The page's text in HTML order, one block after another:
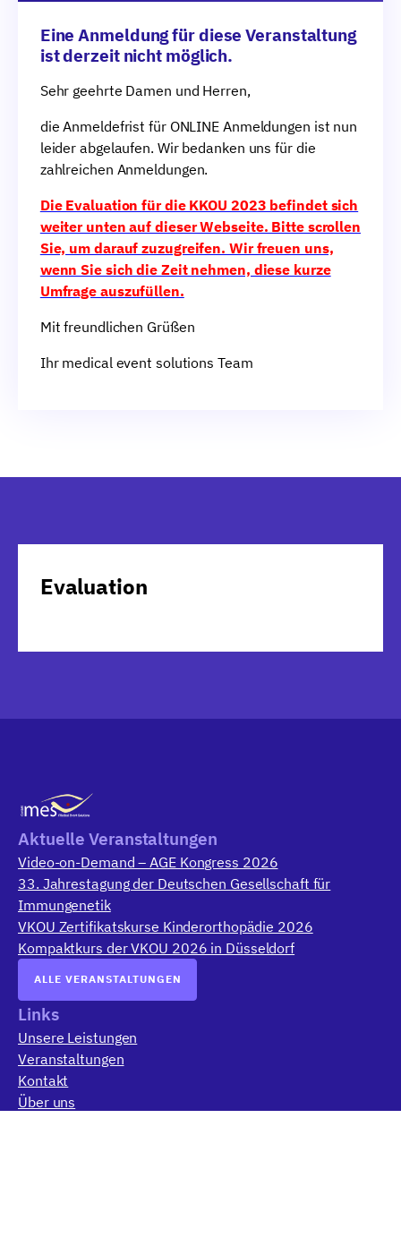
Eine Anmeldung für diese Veranstaltung
ist derzeit nicht möglich.
Sehr geehrte Damen und Herren,
die Anmeldefrist für ONLINE Anmeldungen ist nun
leider abgelaufen. Wir bedanken uns für die
zahlreichen Anmeldungen.
Die Evaluation für die KKOU 2023 befindet sich
weiter unten auf dieser Webseite. Bitte scrollen
Sie, um darauf zuzugreifen. Wir freuen uns,
wenn Sie sich die Zeit nehmen, diese kurze
Umfrage auszufüllen.
Mit freundlichen Grüßen
Ihr medical event solutions Team
Evaluation
Aktuelle Veranstaltungen
Video-on-Demand – AGE Kongress 2026
33. Jahrestagung der Deutschen Gesellschaft für
Immungenetik
VKOU Zertifikatskurse Kinderorthopädie 2026
Kompaktkurs der VKOU 2026 in Düsseldorf
ALLE VERANSTALTUNGEN
Links
Unsere Leistungen
Veranstaltungen
Kontakt
Über uns